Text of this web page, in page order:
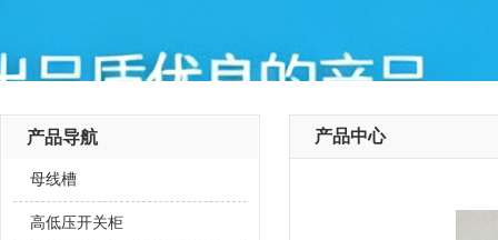
产品导航
母线槽
高低压开关柜
产品中心